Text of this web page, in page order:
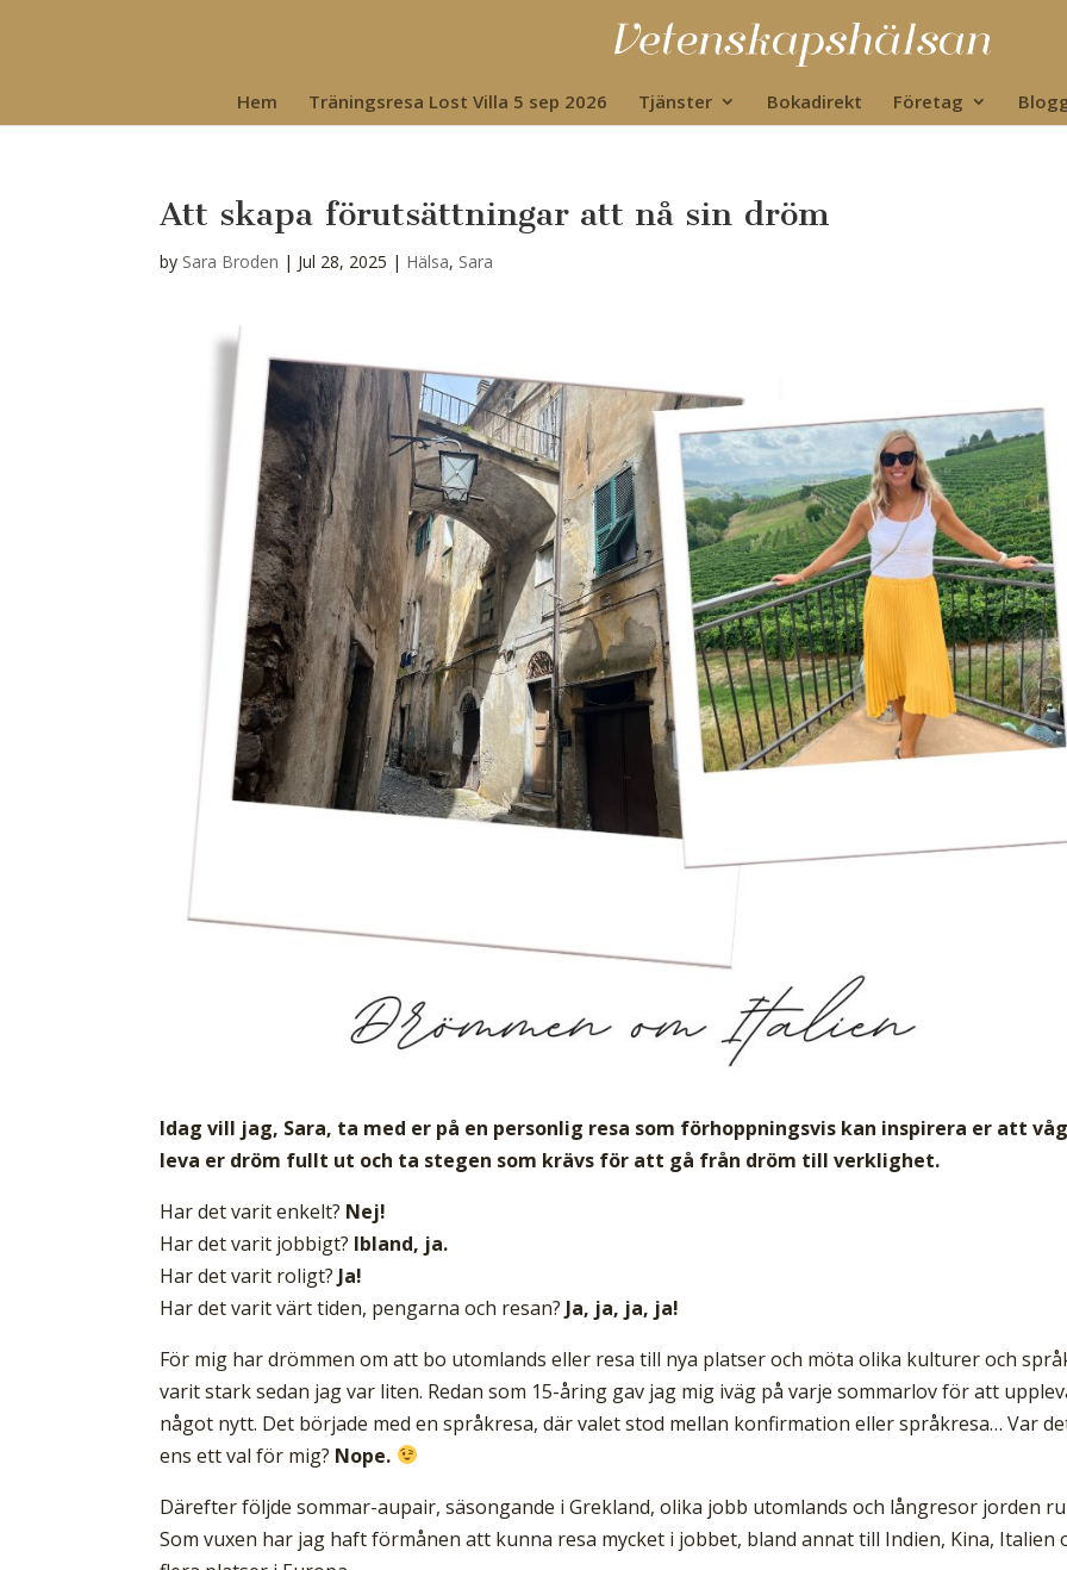
Hem Träningsresa Lost Villa 5 sep 2026 Tjänster Bokadirekt Företag
Att skapa förutsättningar att nå sin dröm
by Sara Broden | Jul 28, 2025 | Hälsa, Sara
Idag vill jag, Sara, ta med er på en personlig resa som förhoppningsvis kan inspirera er att
leva er dröm fullt ut och ta stegen som krävs för att gå från dröm till verklighet.
Har det varit enkelt? Nej!
Har det varit jobbigt? Ibland, ja.
Har det varit roligt? Ja!
Har det varit värt tiden, pengarna och resan? Ja, ja, ja, ja!
För mig har drömmen om att bo utomlands eller resa till nya platser och möta olika kulturer och
varit stark sedan jag var liten. Redan som 15-åring gav jag mig iväg på varje sommarlov för att
något nytt. Det började med en språkresa, där valet stod mellan konfirmation eller språkresa… Var
ens ett val för mig? Nope.
Därefter följde sommar-aupair, säsongande i Grekland, olika jobb utomlands och långresor jorden
Som vuxen har jag haft förmånen att kunna resa mycket i jobbet, bland annat till Indien, Kina, Italien